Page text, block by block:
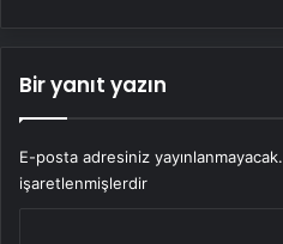
Bir yanıt yazın
E-posta adresiniz yayınlanmayacak.
işaretlenmişlerdir